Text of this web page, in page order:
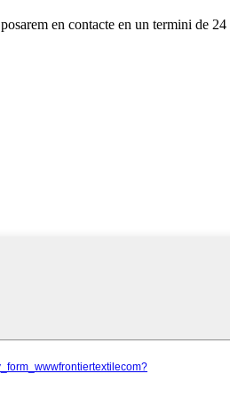
en contacte en un termini de 24